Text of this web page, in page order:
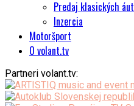
Predaj klasických áut
Inzercia
Motoršport
O volant.tv
Partneri volant.tv: